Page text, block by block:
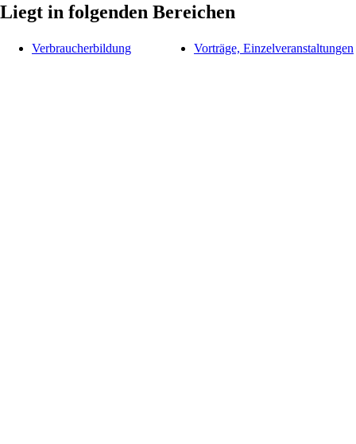
Liegt in folgenden Bereichen
Verbraucherbildung Vorträge, Einzelveranstaltungen